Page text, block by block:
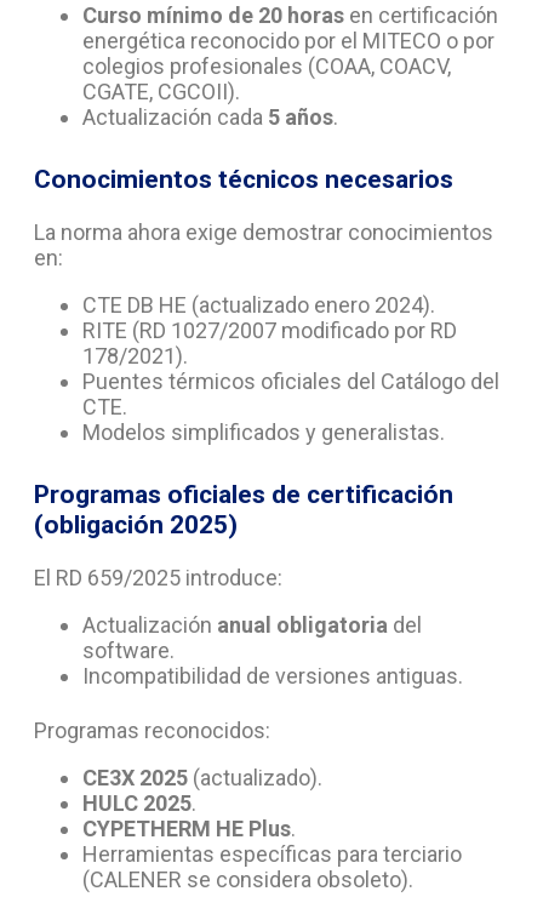
Curso mínimo de 20 horas en certificación
energética reconocido por el MITECO o por
colegios profesionales (COAA, COACV,
CGATE, CGCOII).
Actualización cada 5 años.
Conocimientos técnicos necesarios
La norma ahora exige demostrar conocimientos
en:
CTE DB HE (actualizado enero 2024).
RITE (RD 1027/2007 modificado por RD
178/2021).
Puentes térmicos oficiales del Catálogo del
CTE.
Modelos simplificados y generalistas.
Programas oficiales de certificación
(obligación 2025)
El RD 659/2025 introduce:
Actualización anual obligatoria del
software.
Incompatibilidad de versiones antiguas.
Programas reconocidos:
CE3X 2025 (actualizado).
HULC 2025.
CYPETHERM HE Plus.
Herramientas específicas para terciario
(CALENER se considera obsoleto).